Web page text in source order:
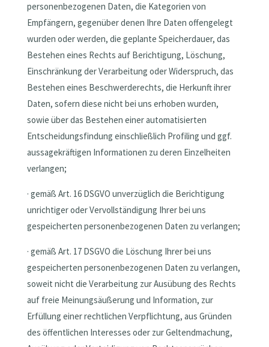
personenbezogenen Daten, die Kategorien von
Empfängern, gegenüber denen Ihre Daten offengelegt
wurden oder werden, die geplante Speicherdauer, das
Bestehen eines Rechts auf Berichtigung, Löschung,
Einschränkung der Verarbeitung oder Widerspruch, das
Bestehen eines Beschwerderechts, die Herkunft ihrer
Daten, sofern diese nicht bei uns erhoben wurden,
sowie über das Bestehen einer automatisierten
Entscheidungsfindung einschließlich Profiling und ggf.
aussagekräftigen Informationen zu deren Einzelheiten
verlangen;
· gemäß Art. 16 DSGVO unverzüglich die Berichtigung
unrichtiger oder Vervollständigung Ihrer bei uns
gespeicherten personenbezogenen Daten zu verlangen;
· gemäß Art. 17 DSGVO die Löschung Ihrer bei uns
gespeicherten personenbezogenen Daten zu verlangen,
soweit nicht die Verarbeitung zur Ausübung des Rechts
auf freie Meinungsäußerung und Information, zur
Erfüllung einer rechtlichen Verpflichtung, aus Gründen
des öffentlichen Interesses oder zur Geltendmachung,